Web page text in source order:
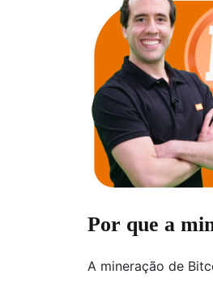
Por que a
A mineração de